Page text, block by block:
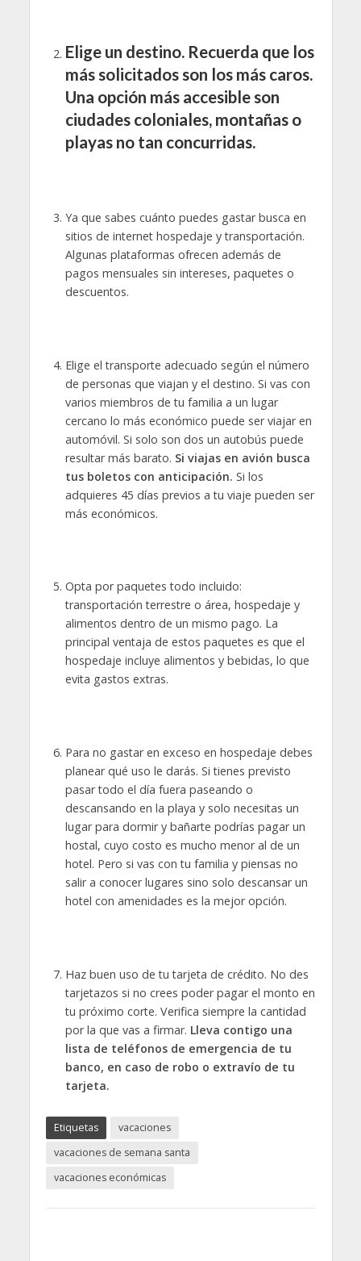
Elige un destino. Recuerda que los
más solicitados son los más caros.
Una opción más accesible son
ciudades coloniales, montañas o
playas no tan concurridas.
Ya que sabes cuánto puedes gastar busca en
sitios de internet hospedaje y transportación.
Algunas plataformas ofrecen además de
pagos mensuales sin intereses, paquetes o
descuentos.
Elige el transporte adecuado según el número
de personas que viajan y el destino. Si vas con
varios miembros de tu familia a un lugar
cercano lo más económico puede ser viajar en
automóvil. Si solo son dos un autobús puede
resultar más barato. Si viajas en avión busca
tus boletos con anticipación. Si los
adquieres 45 días previos a tu viaje pueden ser
más económicos.
Opta por paquetes todo incluido:
transportación terrestre o área, hospedaje y
alimentos dentro de un mismo pago. La
principal ventaja de estos paquetes es que el
hospedaje incluye alimentos y bebidas, lo que
evita gastos extras.
Para no gastar en exceso en hospedaje debes
planear qué uso le darás. Si tienes previsto
pasar todo el día fuera paseando o
descansando en la playa y solo necesitas un
lugar para dormir y bañarte podrías pagar un
hostal, cuyo costo es mucho menor al de un
hotel. Pero si vas con tu familia y piensas no
salir a conocer lugares sino solo descansar un
hotel con amenidades es la mejor opción.
Haz buen uso de tu tarjeta de crédito. No des
tarjetazos si no crees poder pagar el monto en
tu próximo corte. Verifica siempre la cantidad
por la que vas a firmar. Lleva contigo una
lista de teléfonos de emergencia de tu
banco, en caso de robo o extravío de tu
tarjeta.
Etiquetas
vacaciones
vacaciones de semana santa
vacaciones económicas